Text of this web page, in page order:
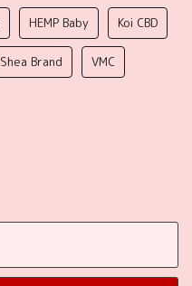
HEMP Baby Koi CBD
Shea Brand VMC